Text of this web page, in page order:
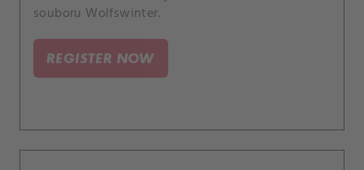
souboru Wolfswinter.
REGISTER NOW